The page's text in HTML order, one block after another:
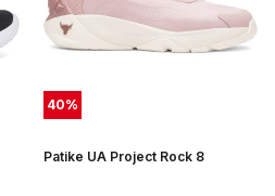
40%
Patike UA Project Rock 8